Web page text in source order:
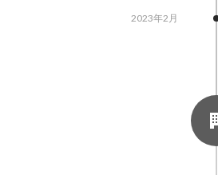
2023年2月